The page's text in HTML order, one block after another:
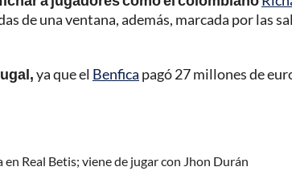
de una ventana, además, marcada por las
ya que el Benfica pagó 27 millones de
Real Betis; viene de jugar con Jhon Durán